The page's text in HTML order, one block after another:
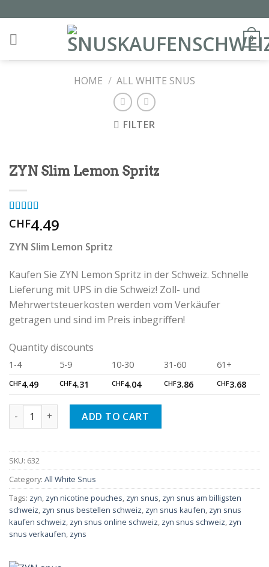
to
content
0
HOME / ALL WHITE SNUS
FILTER
ZYN Slim Lemon Spritz
Rated 5.00
out of 5
1
customer
CHF4.49
ZYN Slim Lemon Spritz
Kaufen Sie ZYN Lemon Spritz in der Schweiz. Schnelle
Lieferung mit UPS in die Schweiz! Zoll- und
Mehrwertsteuerkosten werden vom Verkäufer
getragen und sind im Preis inbegriffen!
Quantity discounts
1-4 5-9 10-30 31-60 61+
CHF4.49 CHF4.31 CHF4.04 CHF3.86 CHF3.68
ZYN Slim Lemon Spritz quantity
ADD TO CART
SKU: 632
Category: All White Snus
Tags: zyn zyn nicotine pouches zyn snus zyn snus am billigsten
schweiz zyn snus bestellen schweiz zyn snus kaufen zyn snus
kaufen schweiz zyn snus online schweiz zyn snus schweiz zyn
snus verkaufen zyns